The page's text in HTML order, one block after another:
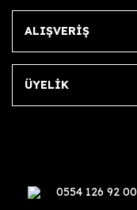
ALIŞVERİŞ
ÜYELİK
0554 126 92 00